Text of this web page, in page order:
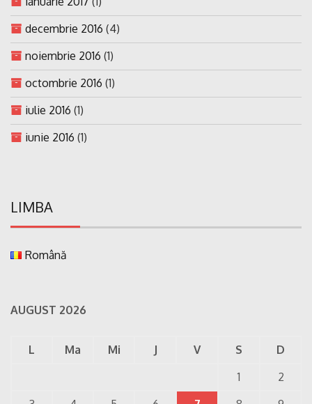
decembrie 2016 (4)
noiembrie 2016 (1)
octombrie 2016 (1)
iulie 2016 (1)
iunie 2016 (1)
LIMBA
Română
AUGUST 2026
L Ma Mi J V S
D
1
2